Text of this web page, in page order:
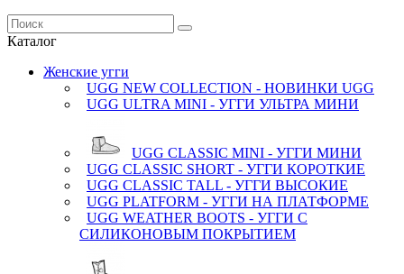
Каталог
Женские угги
UGG NEW COLLECTION - НОВИНКИ UGG
UGG ULTRA MINI - УГГИ УЛЬТРА МИНИ
UGG CLASSIC MINI - УГГИ МИНИ
UGG CLASSIC SHORT - УГГИ КОРОТКИЕ
UGG CLASSIC TALL - УГГИ ВЫСОКИЕ
UGG PLATFORM - УГГИ НА ПЛАТФОРМЕ
UGG WEATHER BOOTS - УГГИ С
СИЛИКОНОВЫМ ПОКРЫТИЕМ